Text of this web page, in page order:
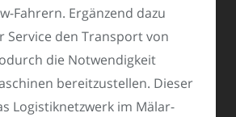
Fahrern. Ergänzend dazu
Service den Transport von
die Notwendigkeit
bereitzustellen. Dieser
Logistiknetzwerk im Mälar-